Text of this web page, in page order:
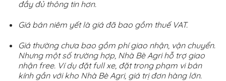
đầy đủ thông tin hơn.
Giá bán niêm yết là giá đã bao gồm thuế VAT.
Giá thường chưa bao gồm phí giao nhận, vận chuyển.
Nhưng một số trường hợp, Nhà Bè Agri hỗ trợ giao
nhận free. Ví dụ đặt full xe, đặt trong phạm vi bán
kính gần với kho Nhà Bè Agri, giá trị đơn hàng lớn.